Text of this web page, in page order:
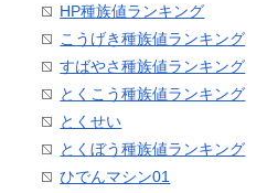
HP種族値ランキング
こうげき種族値ランキング
すばやさ種族値ランキング
とくこう種族値ランキング
とくせい
とくぼう種族値ランキング
ひでんマシン01